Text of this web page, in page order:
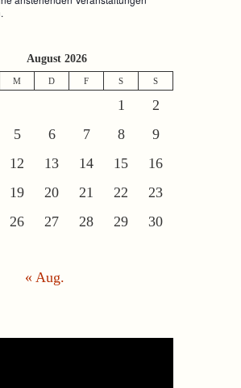
August 2026
M D F S S
1
2
5 6 7 8
9
12 13 14 15
16
19 20 21 22
23
26 27 28 29
30
« Aug.